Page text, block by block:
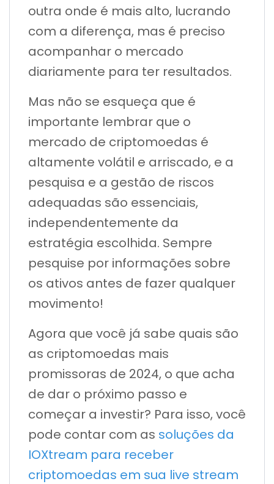
outra onde é mais alto, lucrando
com a diferença, mas é preciso
acompanhar o mercado
diariamente para ter resultados.
Mas não se esqueça que é
importante lembrar que o
mercado de criptomoedas é
altamente volátil e arriscado, e a
pesquisa e a gestão de riscos
adequadas são essenciais,
independentemente da
estratégia escolhida. Sempre
pesquise por informações sobre
os ativos antes de fazer qualquer
movimento!
Agora que você já sabe quais são
as criptomoedas mais
promissoras de 2024, o que acha
de dar o próximo passo e
começar a investir? Para isso, você
pode contar com as soluções da
IOXtream para receber
criptomoedas em sua live stream